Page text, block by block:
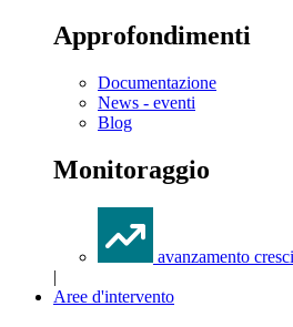
Approfondimenti
Documentazione
News - eventi
Blog
Monitoraggio
avanzamento
|
Aree d'intervento